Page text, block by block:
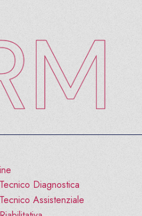
Diagnostica
Assistenziale